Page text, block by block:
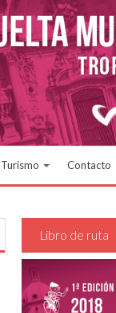
Turismo Contacto
Libro de ruta